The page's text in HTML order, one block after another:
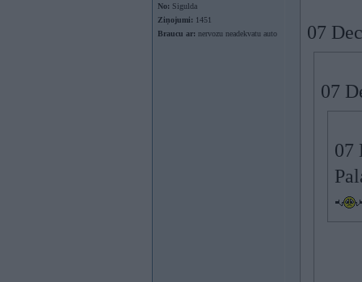
No: Sigulda
Ziņojumi: 1451
Braucu ar: nervozu neadekvatu auto 07
07
07